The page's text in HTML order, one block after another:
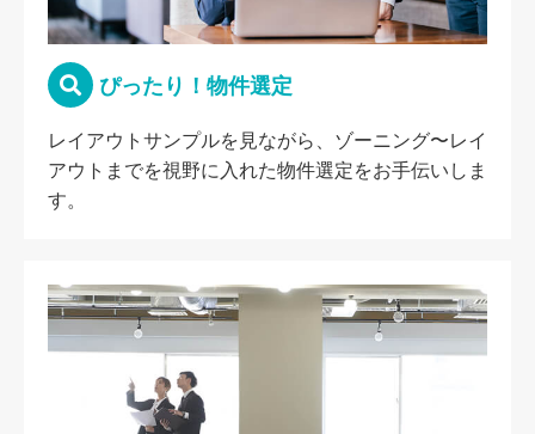
ぴったり！物件選定
レイアウトサンプルを見ながら、ゾーニング〜レイ
アウトまでを視野に入れた物件選定をお手伝いしま
す。